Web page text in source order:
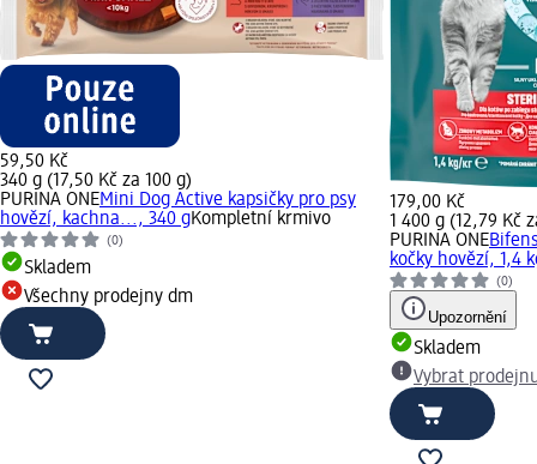
59,50 Kč
340 g (17,50 Kč za 100 g)
PURINA ONEMini Dog Active kapsičky pro psy
hovězí, kachna..., 340 gKompletní krmivo
(0)
Skladem
Všechny prodejny dm
179,00 Kč
1 400 g (12,79 Kč
PURINA ONE
kočky hovězí, 1,4
(0)
Upozornění
Skladem
Vybrat